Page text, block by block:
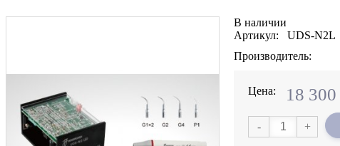
В наличии
Артикул: UDS-N2L
Производитель:
Цена: 18 300
- +